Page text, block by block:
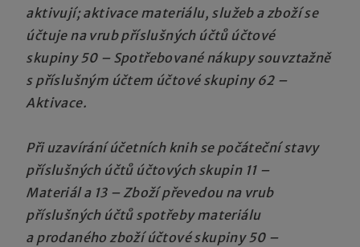
aktivují; aktivace materiálu, služeb a zboží se
účtuje na vrub příslušných účtů účtové
skupiny 50 – Spotřebované nákupy souvztažně
s příslušným účtem účtové skupiny 62 –
Aktivace.
Při uzavírání účetních knih se počáteční stavy
příslušných účtů účtových skupin 11 –
Materiál a 13 – Zboží převedou na vrub
příslušných účtů spotřeby materiálu
a prodaného zboží účtové skupiny 50 –